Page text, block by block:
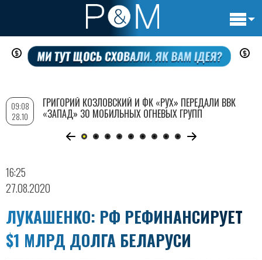
Перейти
содержанию
16:25
27.08.2020
ЛУКАШЕНКО: РФ РЕФИНАНСИРУЕТ
$1 МЛРД ДОЛГА БЕЛАРУСИ
09:08
28.10
ГРИГОРИЙ КОЗЛОВСКИЙ И ФК «РУХ» ПЕРЕДАЛИ ВВК
«ЗАПАД» 30 МОБИЛЬНЫХ ОГНЕВЫХ ГРУПП